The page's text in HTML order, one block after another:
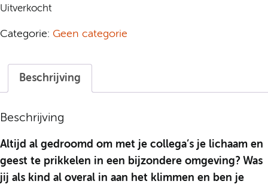
Uitverkocht
Categorie: Geen categorie
Beschrijving
Beschrijving
Altijd al gedroomd om met je collega’s je lichaam en
geest te prikkelen in een bijzondere omgeving? Was
jij als kind al overal in aan het klimmen en ben je